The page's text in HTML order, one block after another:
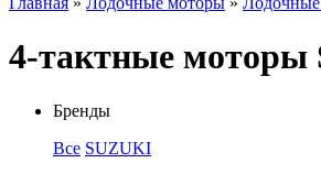
4-тактные моторы
Бренды
Все SUZUKI